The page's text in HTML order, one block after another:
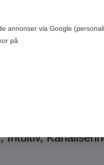
annonser via Google
på
Intuitiv,